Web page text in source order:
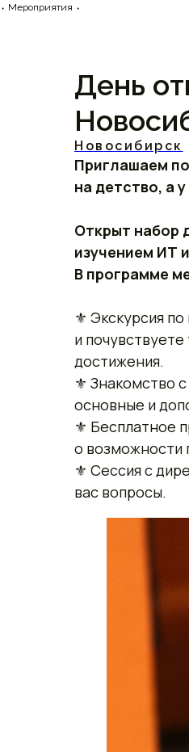
⬪ Мероприятия ⬪
День
Новосибирск
Приглашаем
на детство, а
Открыт набор
изучением ИТ
В программе
⚜ Экскурсия
и
достижения.
⚜ Знакомство
основные и
⚜ Бесплатное
о возможности
⚜ Сессия с
вас вопросы.